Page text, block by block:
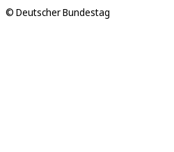
© Deutscher Bundestag